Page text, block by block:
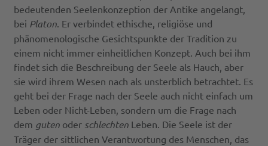
bedeutenden Seelenkonzeption der Antike angelangt,
bei Platon . Er verbindet ethische, religiöse und
phänomenologische Gesichtspunkte der Tradition zu
einem nicht immer einheitlichen Konzept. Auch bei ihm
findet sich die Beschreibung der Seele als Hauch, aber
sie wird ihrem Wesen nach als unsterblich betrachtet. Es
geht bei der Frage nach der Seele auch nicht einfach um
Leben oder Nicht-Leben, sondern um die Frage nach
dem guten oder schlechten Leben. Die Seele ist der
Träger der sittlichen Verantwortung des Menschen, das